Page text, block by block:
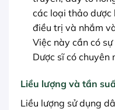
các loại thảo dược
điều trị và nhắm
Việc này cần có
Dược sĩ có chuyên
Liều lượng và tần
Liều lượng sử dụng